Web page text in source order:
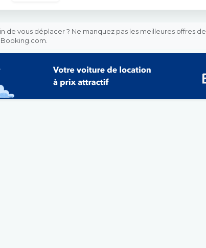
de vous déplacer ? Ne manquez pas les meilleures offres